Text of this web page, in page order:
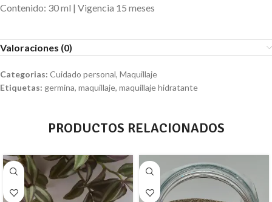
Contenido: 30 ml | Vigencia 15 meses
Valoraciones (0)
Categorias: Cuidado personal, Maquillaje
Etiquetas: germina, maquillaje, maquillaje hidratante
PRODUCTOS RELACIONADOS